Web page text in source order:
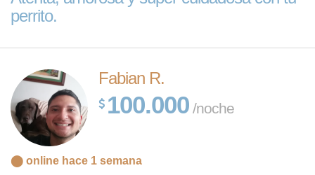
perrito.
Fabian R.
100.000 /noche
⬤ online hace 1 semana